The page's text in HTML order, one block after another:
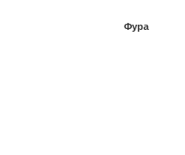
Фура